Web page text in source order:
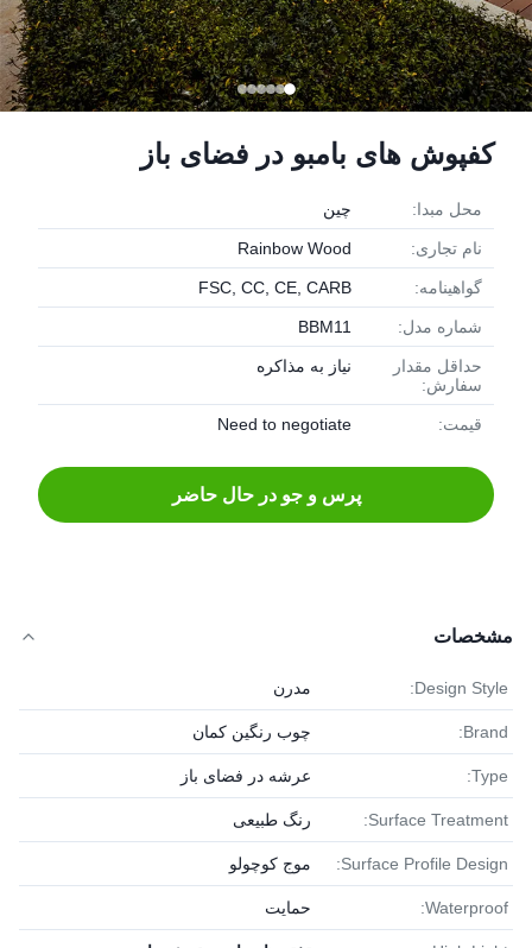
کفپوش های بامبو در فضای باز
محل مبدا: چین
نام تجاری: Rainbow Wood
گواهینامه: FSC, CC, CE, CARB
شماره مدل: BBM11
حداقل مقدار
سفارش:
نیاز به مذاکره
قیمت: Need to negotiate
پرس و جو در حال حاضر
مشخصات
Design Style: مدرن
Brand: چوب رنگین کمان
Type: عرشه در فضای باز
Surface Treatment: رنگ طبیعی
Surface Profile Design: موج کوچولو
Waterproof: حمایت